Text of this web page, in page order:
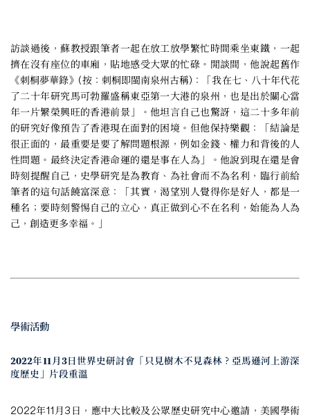
訪談過後，蘇教授跟筆者一起在放工放學繁忙時間乘坐東鐵，一起
擠在沒有座位的車廂，貼地感受大眾的忙碌。閒談間，他說起舊作
《刺桐夢華錄》(按：刺桐即閩南泉州古稱)：「我在七、八十年代花
了二十年研究馬可勃羅盛稱東亞第一大港的泉州，也是出於關心當
年一片䌓榮興旺的香港前景」。他坦言自己也驚訝，這二十多年前
的研究好像預告了香港現在面對的困境。但他保持樂觀：「結論是
很正面的，最重要是要了解問題根源，例如金錢、權力和背後的人
性問題。最終決定香港命運的還是事在人為」。他說到現在還是會
時刻提醒自己，史學研究是為教育、為社會而不為名利，臨行前給
筆者的這句話饒富深意：「其實，渴望別人覺得你是好人，都是一
種名；要時刻警惕自己的立心，真正做到心不在名利，始能為人為
己，創造更多幸福。」
學術活動
2022年11月3日世界史研討會「只見樹木不見森林？亞馬遜河上游深
度歷史」片段重溫
2022年11月3日，應中大比較及公眾歷史研究中心邀請，美國學術